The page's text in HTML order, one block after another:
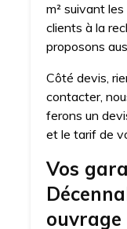
m² suivant
clients à la
proposons
Côté devis,
contacter,
ferons un
et le tarif de
Vos